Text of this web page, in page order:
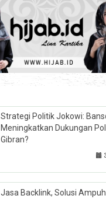
Strategi Politik Jokowi:
Meningkatkan Dukungan
Gibran?
Jasa Backlink, Solusi